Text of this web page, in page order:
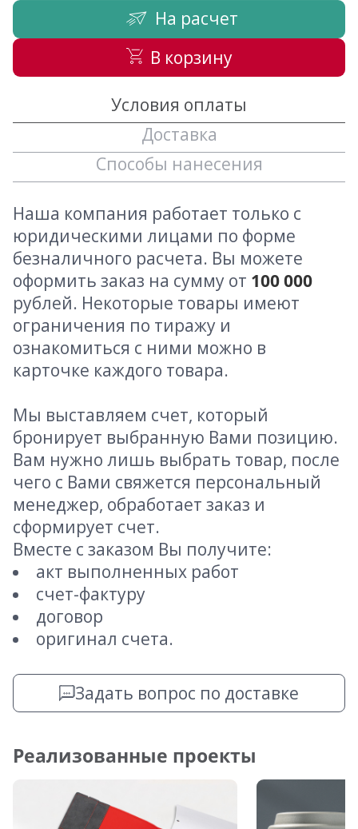
На расчет
В корзину
Условия оплаты
Доставка
Способы нанесения
Наша компания работает только с
юридическими лицами по форме
безналичного расчета. Вы можете
оформить заказ на сумму от 100 000
рублей. Некоторые товары имеют
ограничения по тиражу и
ознакомиться с ними можно в
карточке каждого товара.
Мы выставляем счет, который
бронирует выбранную Вами позицию.
Вам нужно лишь выбрать товар, после
чего с Вами свяжется персональный
менеджер, обработает заказ и
сформирует счет.
Вместе с заказом Вы получите:
акт выполненных работ
счет-фактуру
договор
оригинал счета.
Задать вопрос по доставке
Реализованные проекты